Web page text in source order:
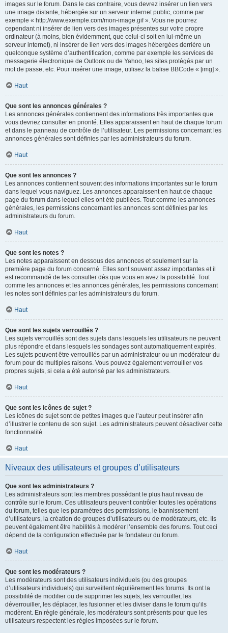
images sur le forum. Dans le cas contraire, vous devrez insérer un lien vers
une image distante, hébergée sur un serveur internet public, comme par
exemple « http://www.exemple.com/mon-image.gif ». Vous ne pourrez
cependant ni insérer de lien vers des images présentes sur votre propre
ordinateur (à moins, bien évidemment, que celui-ci soit en lui-même un
serveur internet), ni insérer de lien vers des images hébergées derrière un
quelconque système d’authentification, comme par exemple les services de
messagerie électronique de Outlook ou de Yahoo, les sites protégés par un
mot de passe, etc. Pour insérer une image, utilisez la balise BBCode « [img] ».
Haut
Que sont les annonces générales ?
Les annonces générales contiennent des informations très importantes que
vous devriez consulter en priorité. Elles apparaissent en haut de chaque forum
et dans le panneau de contrôle de l’utilisateur. Les permissions concernant les
annonces générales sont définies par les administrateurs du forum.
Haut
Que sont les annonces ?
Les annonces contiennent souvent des informations importantes sur le forum
dans lequel vous naviguez. Les annonces apparaissent en haut de chaque
page du forum dans lequel elles ont été publiées. Tout comme les annonces
générales, les permissions concernant les annonces sont définies par les
administrateurs du forum.
Haut
Que sont les notes ?
Les notes apparaissent en dessous des annonces et seulement sur la
première page du forum concerné. Elles sont souvent assez importantes et il
est recommandé de les consulter dès que vous en avez la possibilité. Tout
comme les annonces et les annonces générales, les permissions concernant
les notes sont définies par les administrateurs du forum.
Haut
Que sont les sujets verrouillés ?
Les sujets verrouillés sont des sujets dans lesquels les utilisateurs ne peuvent
plus répondre et dans lesquels les sondages sont automatiquement expirés.
Les sujets peuvent être verrouillés par un administrateur ou un modérateur du
forum pour de multiples raisons. Vous pouvez également verrouiller vos
propres sujets, si cela a été autorisé par les administrateurs.
Haut
Que sont les icônes de sujet ?
Les icônes de sujet sont de petites images que l’auteur peut insérer afin
d’illustrer le contenu de son sujet. Les administrateurs peuvent désactiver cette
fonctionnalité.
Haut
Niveaux des utilisateurs et groupes d’utilisateurs
Que sont les administrateurs ?
Les administrateurs sont les membres possédant le plus haut niveau de
contrôle sur le forum. Ces utilisateurs peuvent contrôler toutes les opérations
du forum, telles que les paramètres des permissions, le bannissement
d’utilisateurs, la création de groupes d’utilisateurs ou de modérateurs, etc. Ils
peuvent également être habilités à modérer l’ensemble des forums. Tout ceci
dépend de la configuration effectuée par le fondateur du forum.
Haut
Que sont les modérateurs ?
Les modérateurs sont des utilisateurs individuels (ou des groupes
d’utilisateurs individuels) qui surveillent régulièrement les forums. Ils ont la
possibilité de modifier ou de supprimer les sujets, les verrouiller, les
déverrouiller, les déplacer, les fusionner et les diviser dans le forum qu’ils
modèrent. En règle générale, les modérateurs sont présents pour que les
utilisateurs respectent les règles imposées sur le forum.